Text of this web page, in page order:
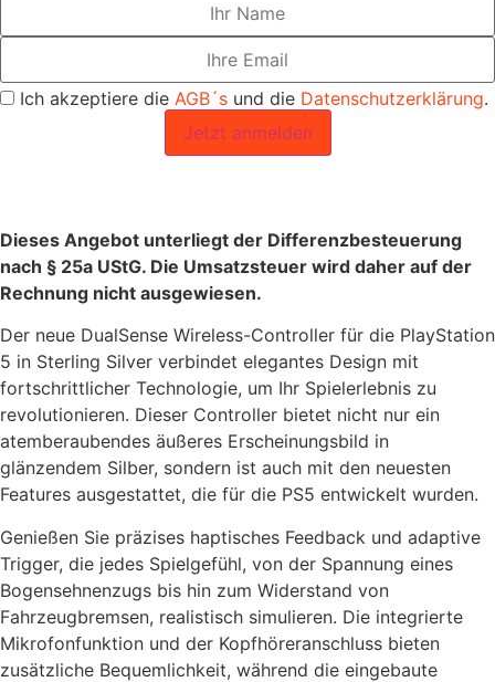
Ich akzeptiere die AGB´s und die Datenschutzerklärung.
Jetzt anmelden
Dieses Angebot unterliegt der Differenzbesteuerung
nach § 25a UStG. Die Umsatzsteuer wird daher auf der
Rechnung nicht ausgewiesen.
Der neue DualSense Wireless-Controller für die PlayStation
5 in Sterling Silver verbindet elegantes Design mit
fortschrittlicher Technologie, um Ihr Spielerlebnis zu
revolutionieren. Dieser Controller bietet nicht nur ein
atemberaubendes äußeres Erscheinungsbild in
glänzendem Silber, sondern ist auch mit den neuesten
Features ausgestattet, die für die PS5 entwickelt wurden.
Genießen Sie präzises haptisches Feedback und adaptive
Trigger, die jedes Spielgefühl, von der Spannung eines
Bogensehnenzugs bis hin zum Widerstand von
Fahrzeugbremsen, realistisch simulieren. Die integrierte
Mikrofonfunktion und der Kopfhöreranschluss bieten
zusätzliche Bequemlichkeit, während die eingebaute